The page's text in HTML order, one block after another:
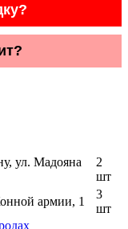
ул. Мадояна
2
шт
армии, 1
3
шт